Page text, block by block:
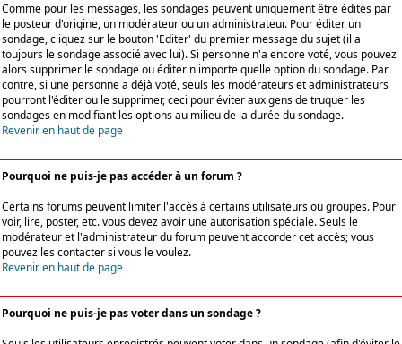
Comme pour les messages, les sondages peuvent uniquement être édités par
le posteur d'origine, un modérateur ou un administrateur. Pour éditer un
sondage, cliquez sur le bouton 'Editer' du premier message du sujet (il a
toujours le sondage associé avec lui). Si personne n'a encore voté, vous pouvez
alors supprimer le sondage ou éditer n'importe quelle option du sondage. Par
contre, si une personne a déjà voté, seuls les modérateurs et administrateurs
pourront l'éditer ou le supprimer, ceci pour éviter aux gens de truquer les
sondages en modifiant les options au milieu de la durée du sondage.
Revenir en haut de page
Pourquoi ne puis-je pas accéder à un forum ?
Certains forums peuvent limiter l'accès à certains utilisateurs ou groupes. Pour
voir, lire, poster, etc. vous devez avoir une autorisation spéciale. Seuls le
modérateur et l'administrateur du forum peuvent accorder cet accès; vous
pouvez les contacter si vous le voulez.
Revenir en haut de page
Pourquoi ne puis-je pas voter dans un sondage ?